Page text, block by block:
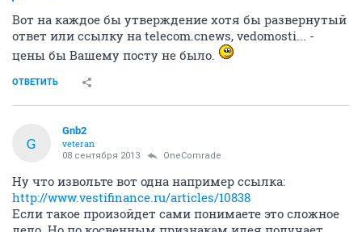
Вот на каждое бы утверждение хотя бы развернутый
ответ или ссылку на telecom.cnews, vedomosti... -
цены бы Вашему посту не было.
ОТВЕТИТЬ
G
Gnb2
veteran
08 сентября 2013 OneComrade
Ну что извольте вот одна например ссылка:
http://www.vestifinance.ru/articles/10838
Если такое произойдет сами понимаете это сложное